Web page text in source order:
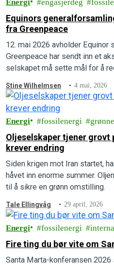
Energi engasjerdeg
Equinors
fra Greenpeace
12. mai 2026 avholder Equinor
Greenpeace har sendt inn et
selskapet må sette mål for å
Stine Wilhelmsen 4 mai, 2026
Energi fossilenergi
Oljeselskaper tjener grovt
krever endring
Siden krigen mot Iran startet,
håvet inn enorme summer.
til å sikre en grønn omstilling.
Tale Ellingvåg 29 april, 2026
Energi fossilenergi
Fire ting du bør vite om
Santa Marta-konferansen